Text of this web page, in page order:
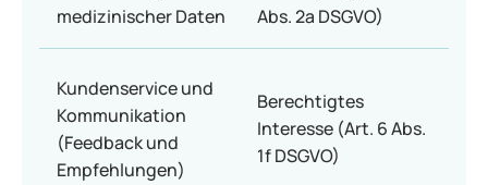
medizinischer Daten
Abs. 2a DSGVO)
Kundenservice und
Kommunikation
(Feedback und
Empfehlungen)
Berechtigtes
Interesse (Art. 6 Abs.
1f DSGVO)